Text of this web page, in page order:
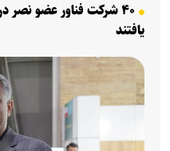
۴۰ شرکت فناور عضو نصر
یافتند